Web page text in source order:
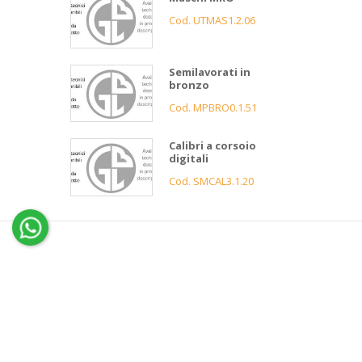
Cod. UTMAS1.2.06
Semilavorati in
bronzo
Cod. MPBRO0.1.51
Calibri a corsoio
digitali
Cod. SMCAL3.1.20